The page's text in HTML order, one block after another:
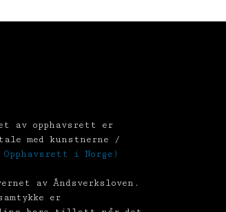
av opphavsrett er
med kunstnerne /
Opphavsrett i Norge)
av Åndsverksloven.
er